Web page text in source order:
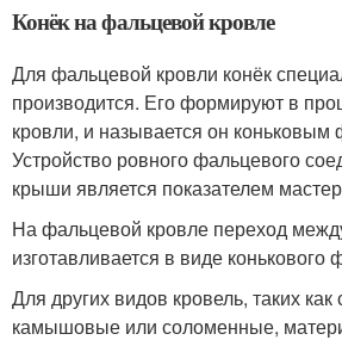
Конёк на фальцевой кровле
Для фальцевой кровли конёк
производится. Его формируют в
кровли, и называется он коньковым
Устройство ровного фальцевого
крыши является показателем
На фальцевой кровле переход
изготавливается в виде конькового
Для других видов кровель, таких
камышовые или соломенные,